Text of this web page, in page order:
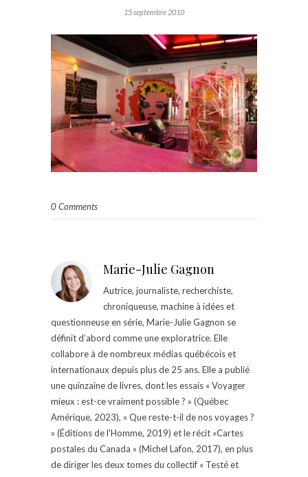
15 septembre 2010
0 Comments
Marie-Julie Gagnon
Autrice, journaliste, recherchiste,
chroniqueuse, machine à idées et
questionneuse en série, Marie-Julie Gagnon se
définit d’abord comme une exploratrice. Elle
collabore à de nombreux médias québécois et
internationaux depuis plus de 25 ans. Elle a publié
une quinzaine de livres, dont les essais « Voyager
mieux : est-ce vraiment possible ? » (Québec
Amérique, 2023), « Que reste-t-il de nos voyages ?
» (Éditions de l'Homme, 2019) et le récit «Cartes
postales du Canada » (Michel Lafon, 2017), en plus
de diriger les deux tomes du collectif « Testé et